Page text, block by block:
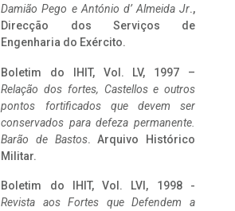
Damião Pego e António d’ Almeida Jr.,
Direcção dos Serviços de
Engenharia do Exército.
Boletim do IHIT, Vol. LV, 1997 –
Relação dos fortes, Castellos e outros
pontos fortificados que devem ser
conservados para defeza permanente.
Barão de Bastos. Arquivo Histórico
Militar.
Boletim do IHIT, Vol. LVI, 1998 -
Revista aos Fortes que Defendem a